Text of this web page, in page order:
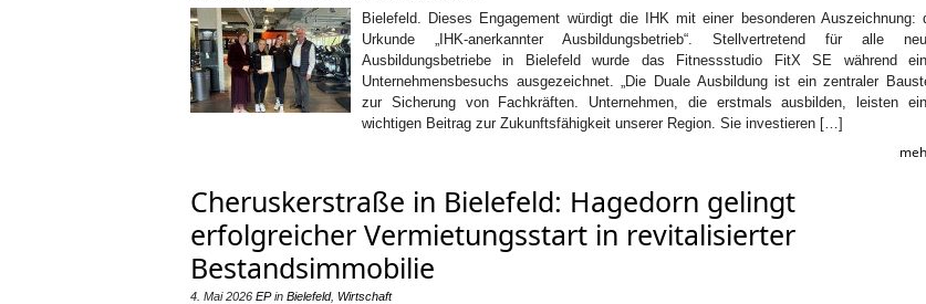
Bielefeld. Dieses Engagement würdigt die IHK mit einer besonderen Auszeichnung:
Urkunde „IHK-anerkannter Ausbildungsbetrieb“. Stellvertretend für alle
Ausbildungsbetriebe in Bielefeld wurde das Fitnessstudio FitX SE während
Unternehmensbesuchs ausgezeichnet. „Die Duale Ausbildung ist ein zentraler
zur Sicherung von Fachkräften. Unternehmen, die erstmals ausbilden, leisten
wichtigen Beitrag zur Zukunftsfähigkeit unserer Region. Sie investieren […]
Cheruskerstraße in Bielefeld: Hagedorn gelingt
erfolgreicher Vermietungsstart in revitalisierter
Bestandsimmobilie
4. Mai 2026 EPin Bielefeld, Wirtschaft